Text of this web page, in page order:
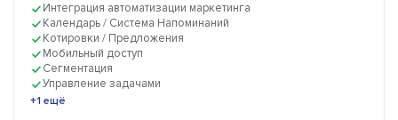
Интеграция автоматизации маркетинга
Календарь / Система Напоминаний
Котировки / Предложения
Мобильный доступ
Сегментация
Управление задачами
+1 ещё